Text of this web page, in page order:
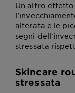
Un altro effetto
alterata e le
segni
stressata
Skincare
stressata